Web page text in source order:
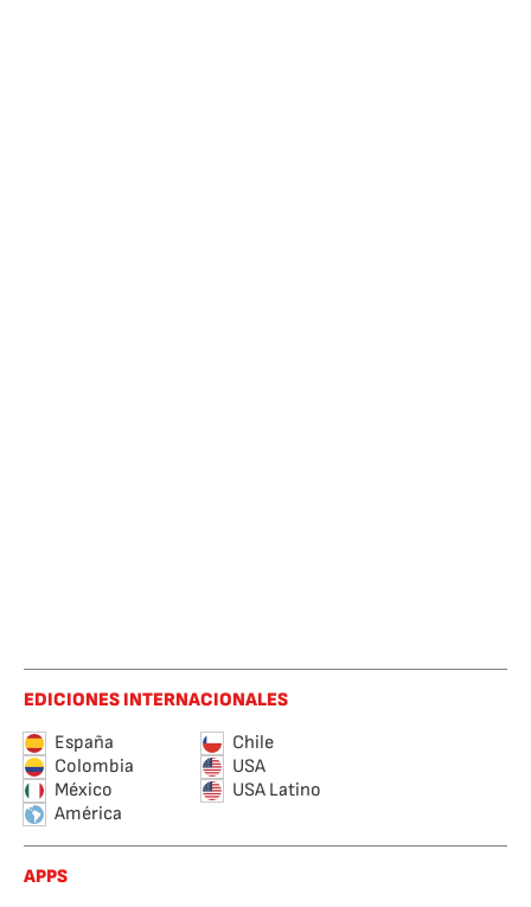
EDICIONES INTERNACIONALES
España
Chile
Colombia
USA
México
USA Latino
América
APPS